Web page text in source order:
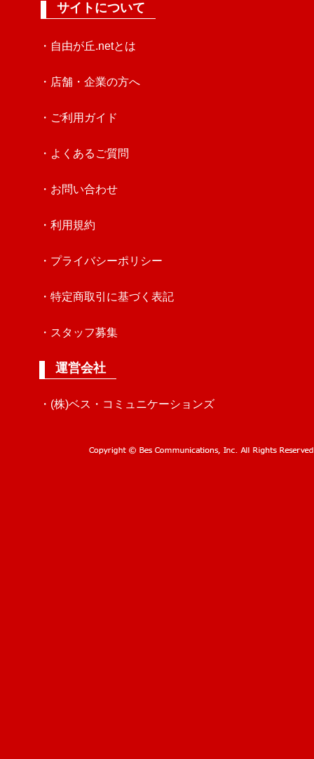
サイトについて
・自由が丘.netとは
・店舗・企業の方へ
・ご利用ガイド
・よくあるご質問
・お問い合わせ
・利用規約
・プライバシーポリシー
・特定商取引に基づく表記
・スタッフ募集
運営会社
・(株)ベス・コミュニケーションズ